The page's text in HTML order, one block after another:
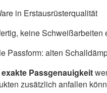
in Erstausrüsterqualität
keine Schweißarbeiten
Passform: alten
exakte Passgenauigkeit
zusätzlich anfallen